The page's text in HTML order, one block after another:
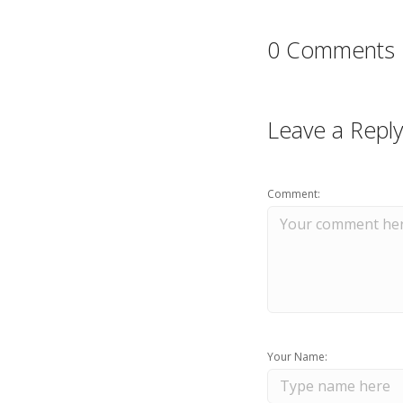
0 Comments
Leave a Reply
Comment:
Your Name: